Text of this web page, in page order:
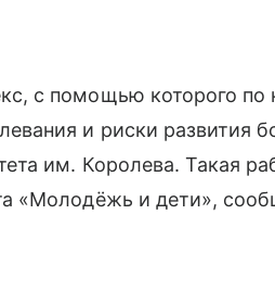
с помощью которого по
и риски развития
им. Королева. Такая
«Молодёжь и дети»,